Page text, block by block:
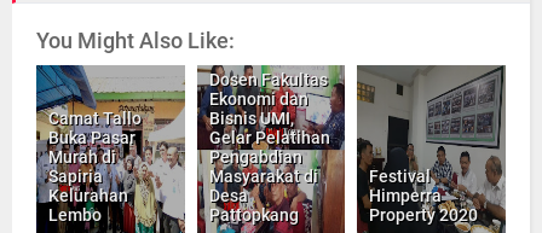
You Might Also Like:
Camat Tallo
Buka Pasar
Murah di
Sapiria
Kelurahan
Lembo
Dosen Fakultas
Ekonomi dan
Bisnis UMI,
Gelar Pelatihan
Pengabdian
Masyarakat di
Desa
Pattopkang
Festival
Himperra
Property 2020